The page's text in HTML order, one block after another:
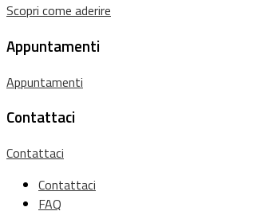
Scopri come aderire
Appuntamenti
Appuntamenti
Contattaci
Contattaci
Contattaci
FAQ